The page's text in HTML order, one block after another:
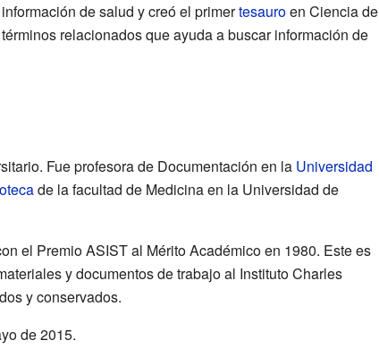
de salud y creó el primertesauroen Ciencia de
relacionados que ayuda a buscar información de
Fue profesora de Documentación en la Universidad
de la facultad de Medicina en la Universidad de
el Premio ASIST al Mérito Académico en 1980. Este es
y documentos de trabajo al Instituto Charles
y conservados.
de 2015.